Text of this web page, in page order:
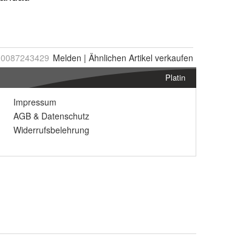
0087243429 Melden | Ähnlichen Artikel verkaufen
Platin
Impressum
AGB & Datenschutz
Widerrufsbelehrung